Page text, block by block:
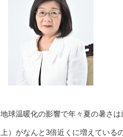
地球温暖化の影響で年々夏の暑さ
上）がなんと3倍近くに増えている